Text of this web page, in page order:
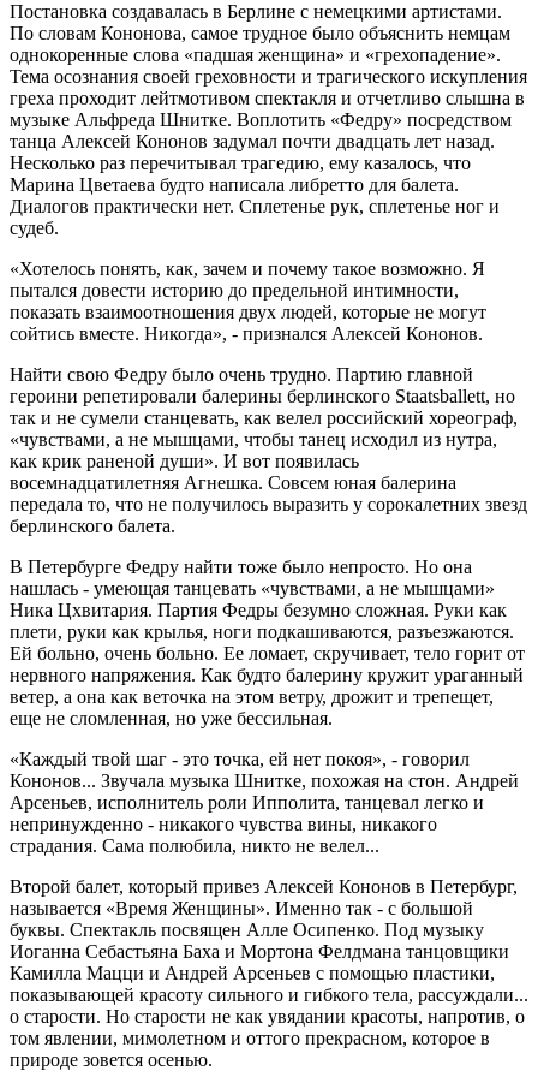
Постановка создавалась в Берлине с немецкими артистами.
По словам Кононова, самое трудное было объяснить немцам
однокоренные слова «падшая женщина» и «грехопадение».
Тема осознания своей греховности и трагического искупления
греха проходит лейтмотивом спектакля и отчетливо слышна в
музыке Альфреда Шнитке. Воплотить «Федру» посредством
танца Алексей Кононов задумал почти двадцать лет назад.
Несколько раз перечитывал трагедию, ему казалось, что
Марина Цветаева будто написала либретто для балета.
Диалогов практически нет. Сплетенье рук, сплетенье ног и
судеб.
«Хотелось понять, как, зачем и почему такое возможно. Я
пытался довести историю до предельной интимности,
показать взаимоотношения двух людей, которые не могут
сойтись вместе. Никогда», - признался Алексей Кононов.
Найти свою Федру было очень трудно. Партию главной
героини репетировали балерины берлинского Staatsballett, но
так и не сумели станцевать, как велел российский хореограф,
«чувствами, а не мышцами, чтобы танец исходил из нутра,
как крик раненой души». И вот появилась
восемнадцатилетняя Агнешка. Совсем юная балерина
передала то, что не получилось выразить у сорокалетних звезд
берлинского балета.
В Петербурге Федру найти тоже было непросто. Но она
нашлась - умеющая танцевать «чувствами, а не мышцами»
Ника Цхвитария. Партия Федры безумно сложная. Руки как
плети, руки как крылья, ноги подкашиваются, разъезжаются.
Ей больно, очень больно. Ее ломает, скручивает, тело горит от
нервного напряжения. Как будто балерину кружит ураганный
ветер, а она как веточка на этом ветру, дрожит и трепещет,
еще не сломленная, но уже бессильная.
«Каждый твой шаг - это точка, ей нет покоя», - говорил
Кононов... Звучала музыка Шнитке, похожая на стон. Андрей
Арсеньев, исполнитель роли Ипполита, танцевал легко и
непринужденно - никакого чувства вины, никакого
страдания. Сама полюбила, никто не велел...
Второй балет, который привез Алексей Кононов в Петербург,
называется «Время Женщины». Именно так - с большой
буквы. Спектакль посвящен Алле Осипенко. Под музыку
Иоганна Себастьяна Баха и Мортона Фелдмана танцовщики
Камилла Мацци и Андрей Арсеньев с помощью пластики,
показывающей красоту сильного и гибкого тела, рассуждали...
о старости. Но старости не как увядании красоты, напротив, о
том явлении, мимолетном и оттого прекрасном, которое в
природе зовется осенью.